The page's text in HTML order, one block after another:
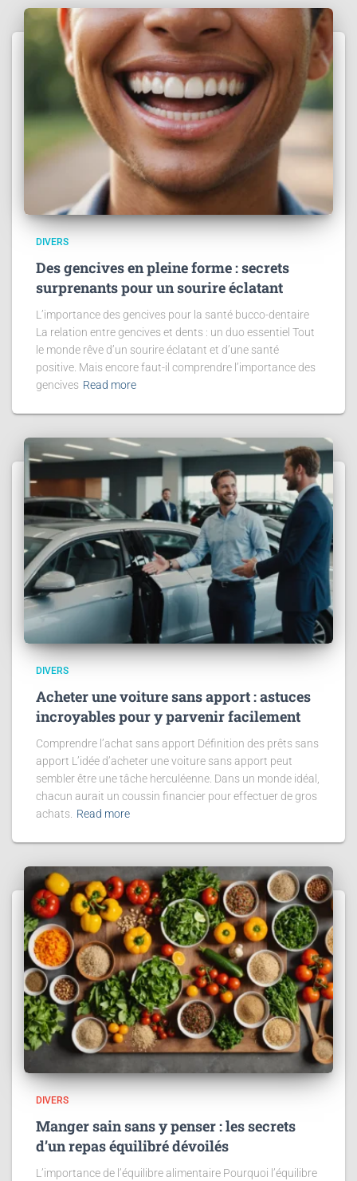
DIVERS
Des gencives en pleine forme : secrets
surprenants pour un sourire éclatant
L’importance des gencives pour la santé bucco-dentaire
La relation entre gencives et dents : un duo essentiel Tout
le monde rêve d’un sourire éclatant et d’une santé
positive. Mais encore faut-il comprendre l’importance des
gencives Read more
DIVERS
Acheter une voiture sans apport : astuces
incroyables pour y parvenir facilement
Comprendre l’achat sans apport Définition des prêts sans
apport L’idée d’acheter une voiture sans apport peut
sembler être une tâche herculéenne. Dans un monde idéal,
chacun aurait un coussin financier pour effectuer de gros
achats. Read more
DIVERS
Manger sain sans y penser : les secrets
d’un repas équilibré dévoilés
L’importance de l’équilibre alimentaire Pourquoi l’équilibre